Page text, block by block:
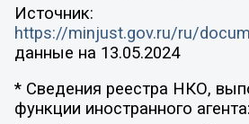
Источник:
https://minjust.gov.ru/ru/
данные на 13.05.2024
* Сведения реестра НКО,
функции иностранного агента: